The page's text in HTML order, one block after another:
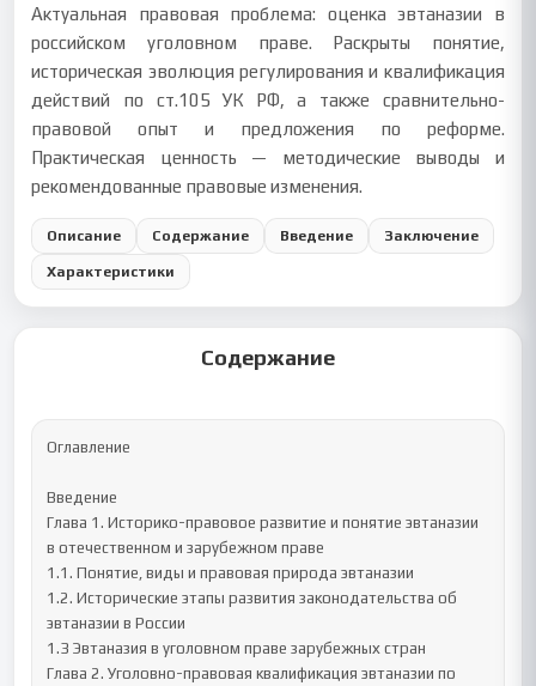
Актуальная правовая проблема: оценка эвтаназии в
российском уголовном праве. Раскрыты понятие,
историческая эволюция регулирования и квалификация
действий по ст.105 УК РФ, а также сравнительно-
правовой опыт и предложения по реформе.
Практическая ценность — методические выводы и
рекомендованные правовые изменения.
Описание Содержание Введение Заключение
Характеристики
Содержание
Оглавление
Введение
Глава 1. Историко-правовое развитие и понятие эвтаназии
в отечественном и зарубежном праве
1.1. Понятие, виды и правовая природа эвтаназии
1.2. Исторические этапы развития законодательства об
эвтаназии в России
1.3 Эвтаназия в уголовном праве зарубежных стран
Глава 2. Уголовно-правовая квалификация эвтаназии по